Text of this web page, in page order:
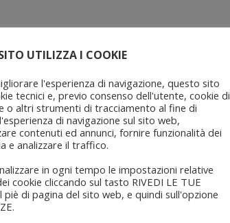
UTILIZZA I COOKIE
l'esperienza di navigazione, questo sito
tecnici e, previo consenso dell'utente, cookie di
o altri strumenti di tracciamento al fine di
di navigazione sul sito web,
contenuti ed annunci, fornire funzionalità dei
e analizzare il traffico.
in ogni tempo le impostazioni relative
cookie cliccando sul tasto RIVEDI LE TUE
piè di pagina del sito web, e quindi sull'opzione